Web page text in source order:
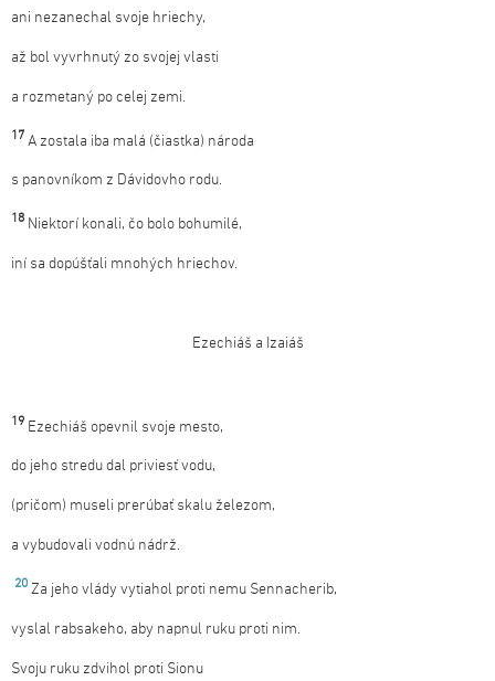
ani nezanechal svoje hriechy,
až bol vyvrhnutý zo svojej vlasti
a rozmetaný po celej zemi.
17 A zostala iba malá (čiastka) národa
s panovníkom z Dávidovho rodu.
18 Niektorí konali, čo bolo bohumilé,
iní sa dopúšťali mnohých hriechov.
Ezechiáš a Izaiáš
19 Ezechiáš opevnil svoje mesto,
do jeho stredu dal priviesť vodu,
(pričom) museli prerúbať skalu železom,
a vybudovali vodnú nádrž.
20 Za jeho vlády vytiahol proti nemu Sennacherib,
vyslal rabsakeho, aby napnul ruku proti nim.
Svoju ruku zdvihol proti Sionu